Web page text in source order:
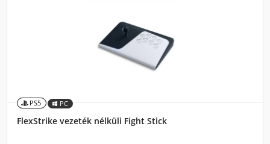
PS5 PC
FlexStrike vezeték nélküli Fight Stick